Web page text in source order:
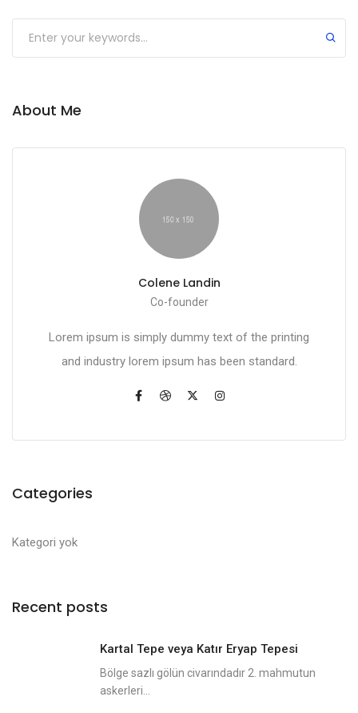
About Me
Colene Landin
Co-founder
Lorem ipsum is simply dummy text of the printing
and industry lorem ipsum has been standard.
Categories
Kategori yok
Recent posts
Kartal Tepe veya Katır Eryap Tepesi
Bölge sazlı gölün civarındadır 2. mahmutun
askerleri...